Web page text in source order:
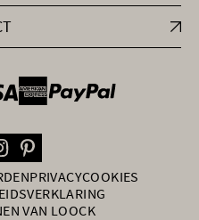
PRIVACYCOOKIES
VAN LOOCK